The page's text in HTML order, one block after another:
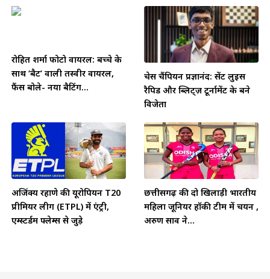
रोहित शर्मा फोटो वायरल: बच्चे के
साथ ‘बैट’ वाली तस्वीर वायरल,
फैंस बोले- नया बैटिंग...
चेस चैंपियन प्रज्ञानंद: सेंट लुइस
रैपिड और ब्लिट्ज़ टूर्नामेंट के बने
विजेता
अजिंक्य रहाणे की यूरोपियन T20
प्रीमियर लीग (ETPL) में एंट्री,
एम्स्टर्डम फ्लेम्स से जुड़े
छत्तीसगढ़ की दो खिलाड़ी भारतीय
महिला जूनियर हॉकी टीम में चयन ,
अरुण साव ने...